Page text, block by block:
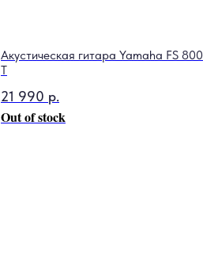
Акустическая гитара Yamaha FS 800
T
21 990 р.
Out of stock